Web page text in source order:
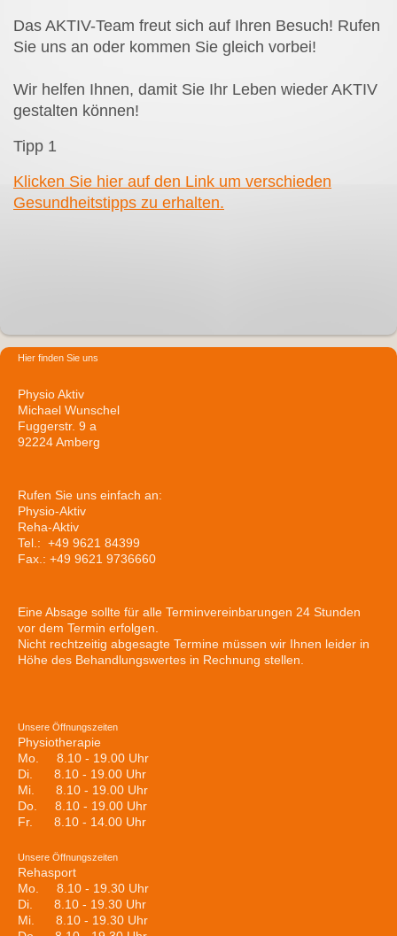
Das AKTIV-Team freut sich auf Ihren Besuch! Rufen
Sie uns an oder kommen Sie gleich vorbei!
Wir helfen Ihnen, damit Sie Ihr Leben wieder AKTIV
gestalten können!
Tipp 1
Klicken Sie hier auf den Link um verschieden
Gesundheitstipps zu erhalten.
Hier finden Sie uns
Physio Aktiv
Michael Wunschel
Fuggerstr. 9 a
92224 Amberg
Rufen Sie uns einfach an:
Physio-Aktiv
Reha-Aktiv
Tel.: +49 9621 84399
Fax.: +49 9621 9736660
Eine Absage sollte für alle Terminvereinbarungen 24 Stunden
vor dem Termin erfolgen.
Nicht rechtzeitig abgesagte Termine müssen wir Ihnen leider in
Höhe des Behandlungswertes in Rechnung stellen.
Unsere Öffnungszeiten
Physiotherapie
Mo. 8.10 - 19.00 Uhr
Di. 8.10 - 19.00 Uhr
Mi. 8.10 - 19.00 Uhr
Do. 8.10 - 19.00 Uhr
Fr. 8.10 - 14.00 Uhr
Unsere Öffnungszeiten
Rehasport
Mo. 8.10 - 19.30 Uhr
Di. 8.10 - 19.30 Uhr
Mi. 8.10 - 19.30 Uhr